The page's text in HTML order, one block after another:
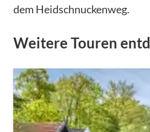
dem Heidschnuckenweg.
Weitere Touren